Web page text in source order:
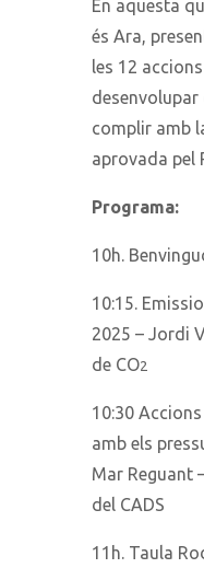
En aquesta
és Ara,
les 12
complir amb
aprovada pel
Programa:
10h.
10:15.
2025 – Jordi
de CO2
10:30
amb els
Mar Reguant
del CADS
11h. Taula